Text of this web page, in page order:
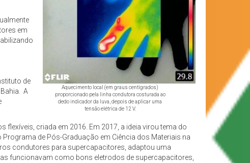
Aquecimento local (em graus centígrados)
proporcionado pela linha condutora costurada ao
dedo indicador da luva, depois de aplicar uma
tensão elétrica de 12 V.
em
de
A
criada em 2016. Em 2017, a ideia virou tema do
de Pós-Graduação em Ciência dos Materiais na
condutores para supercapacitores, adaptou uma
funcionavam como bons eletrodos de supercapacitores,